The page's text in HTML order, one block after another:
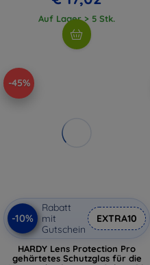
Auf Lager > 5 Stk.
-45%
-10%
Rabatt
mit
Gutschein
EXTRA10
HARDY Lens Protection Pro
gehärtetes Schutzglas für die